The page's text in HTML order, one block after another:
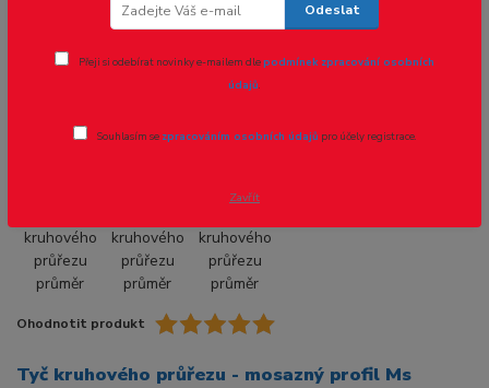
1ks
Ohodnotit produkt
Tyč kruhového průřezu - mosazný profil Ms
Odeslat
Přeji si odebírat novinky e-mailem dlepodmínek zpracování osobních
údajů.
Souhlasím se zpracováním osobních údajů pro účely registrace.
Zavřít